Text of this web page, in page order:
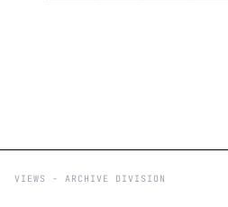
VIEWS - ARCHIVE DIVISION